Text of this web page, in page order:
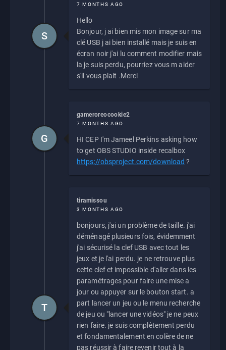
7 MONTHS AGO
Hello
Bonjour, j ai bien mis mon image sur ma
clé USB j ai bien installé mais je suis en
écran noir j'ai lu comment modifier mais
la je suis perdu, pourriez vous m aider
s'il vous plait .Merci
S
gameroreocookie2
7 MONTHS AGO
HI CEP I'm Jameel Perkins asking how
to get OBS STUDIO inside recalbox
https://obsproject.com/download ?
G
tiramissou
3 MONTHS AGO
bonjours, j'ai un problème de taille. j'ai
déménagé plusieurs fois, évidemment
j'ai sécurisé la clef USB avec tout les
jeux et je l'ai perdu. je ne retrouve plus
cette clef et impossible d'aller dans les
paramétrages pour faire une mise a
jour ou appuyer sur le bouton start. a
part lancer un jeu ou le menu recherche
de jeu ou "lancer une vidéos" je ne peux
rien faire. je suis complètement perdu
et fondamentalement en colère de ne
pas réussir à faire revenir tout à la
T